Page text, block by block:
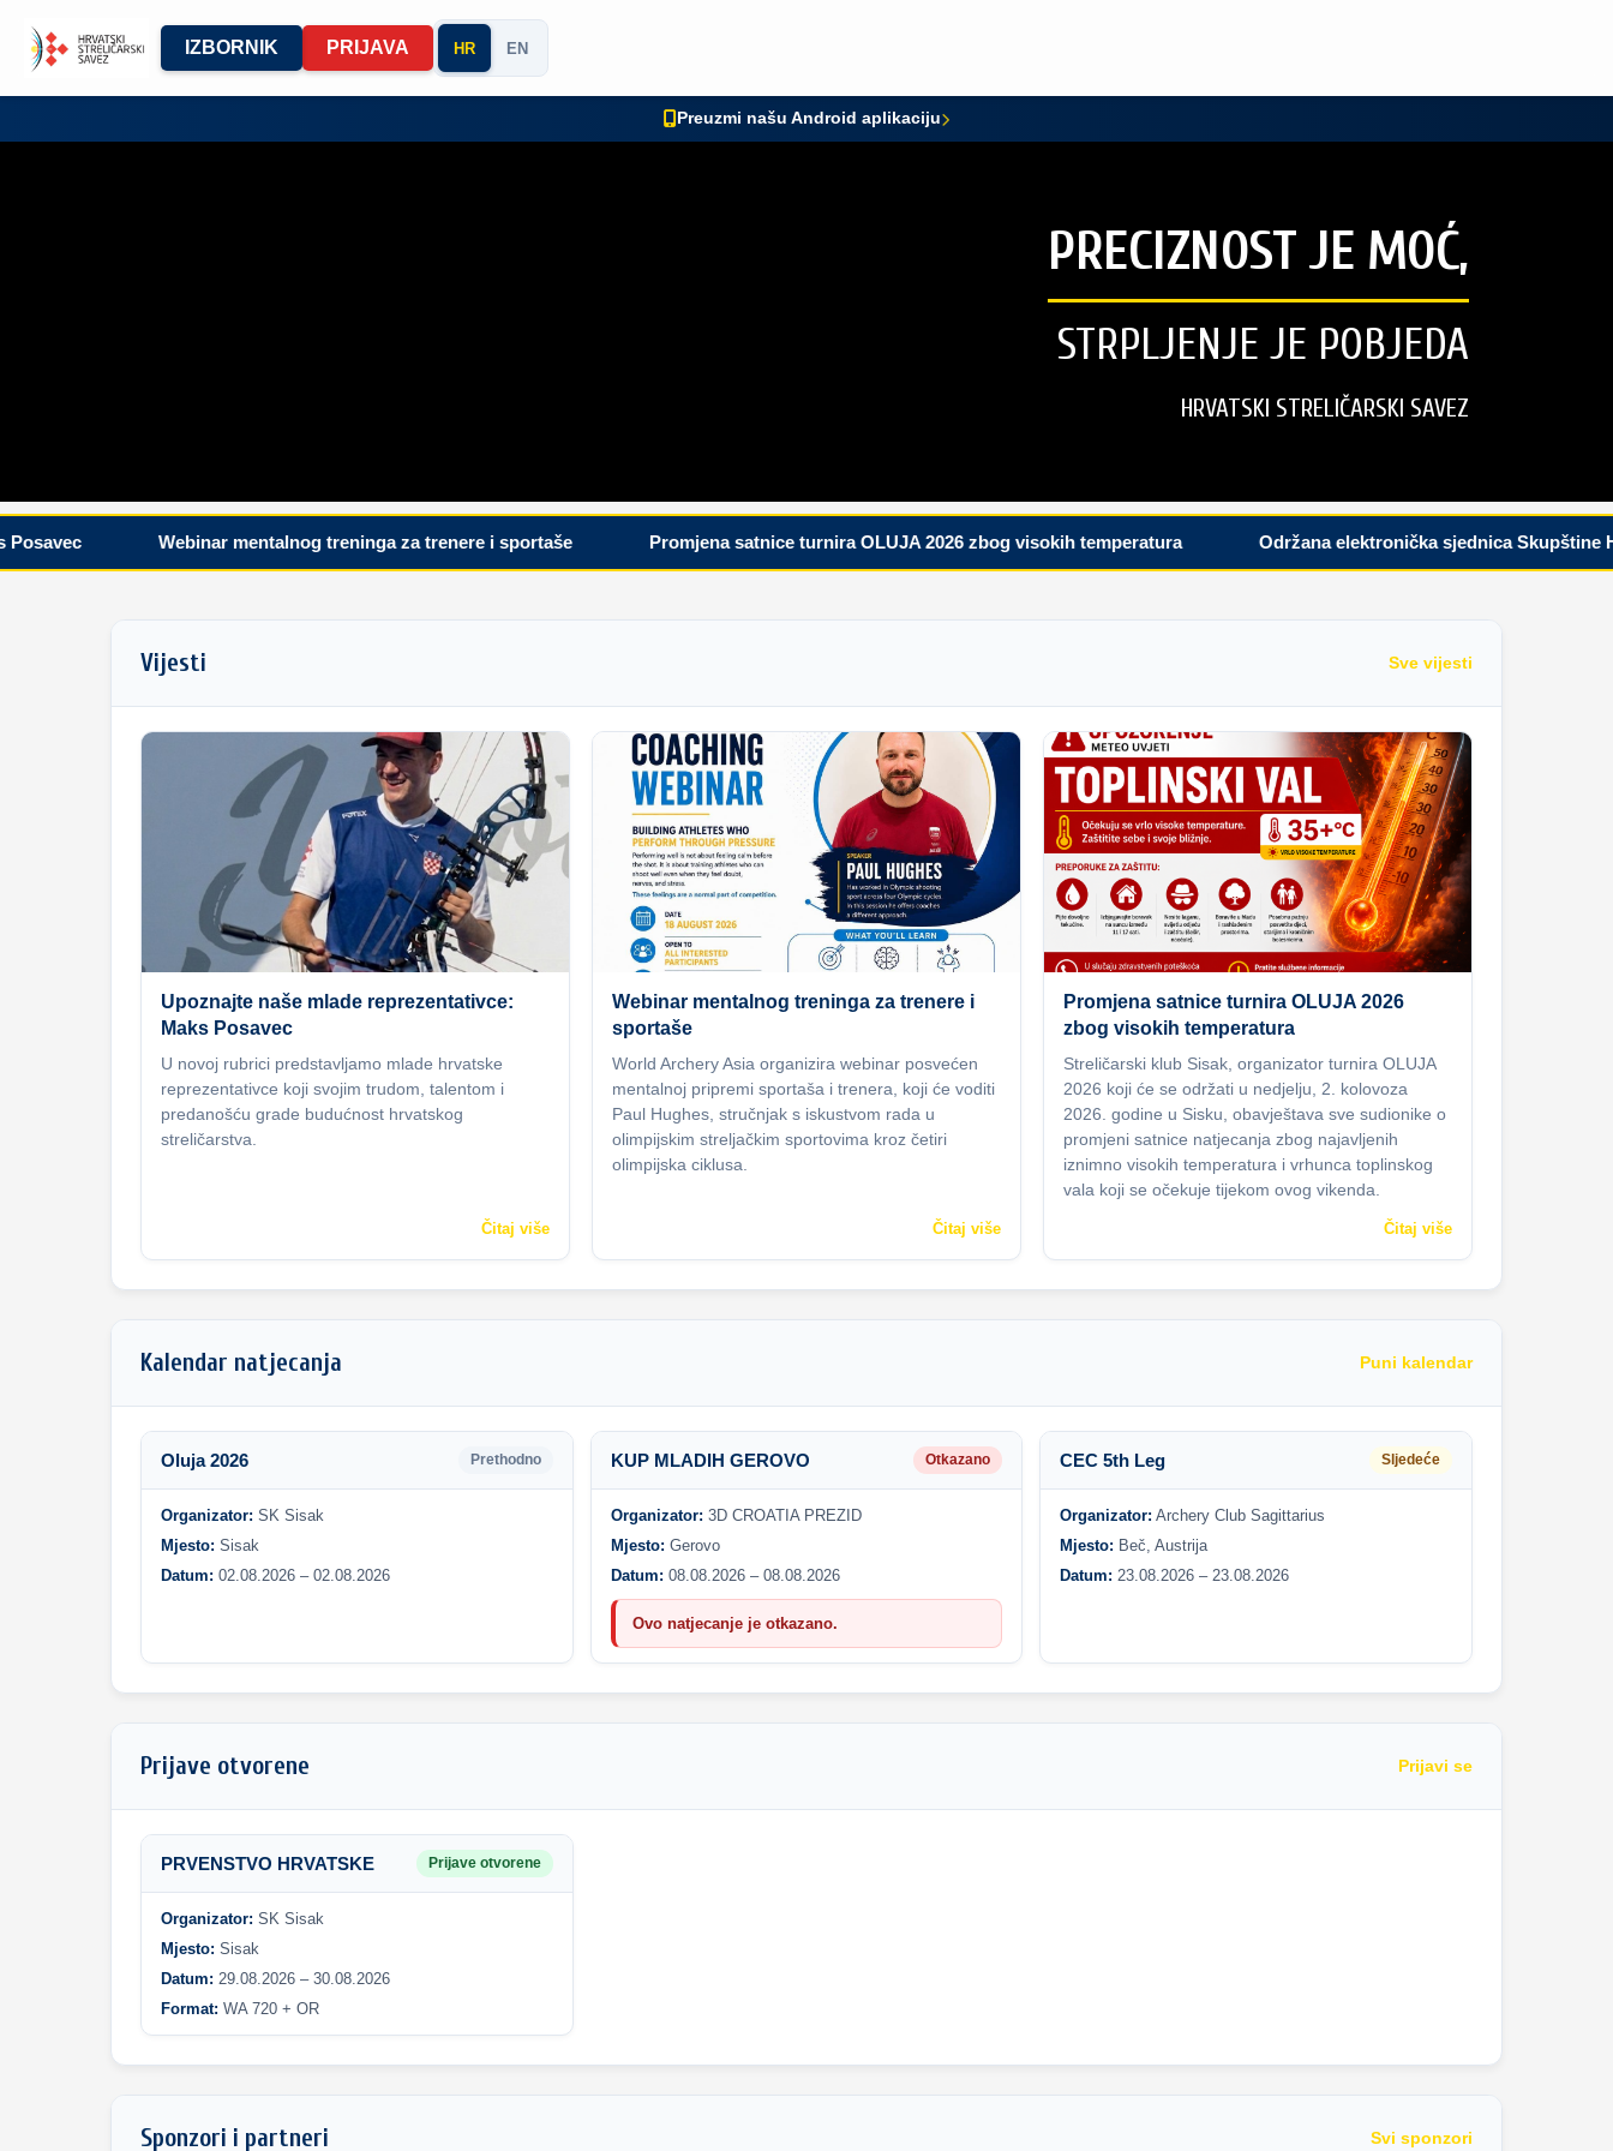
IZBORNIK PRIJAVA HR EN
Preuzmi našu Android aplikaciju
PRECIZNOST JE MOĆ,
STRPLJENJE JE POBJEDA
HRVATSKI STRELIČARSKI SAVEZ
Webinar mentalnog treninga za trenere i sportaše Promjena satnice turnira OLUJA 2026 zbog visokih temperatura Održana elektronička sjednica Skupštine
Vijesti Sve vijesti
Upoznajte naše mlade reprezentativce:
Maks Posavec
U novoj rubrici predstavljamo mlade hrvatske
reprezentativce koji svojim trudom, talentom i
predanošću grade budućnost hrvatskog
streličarstva.
Čitaj više
Webinar mentalnog treninga za trenere i
sportaše
World Archery Asia organizira webinar posvećen
mentalnoj pripremi sportaša i trenera, koji će voditi
Paul Hughes, stručnjak s iskustvom rada u
olimpijskim streljačkim sportovima kroz četiri
olimpijska ciklusa.
Čitaj više
Promjena satnice turnira OLUJA 2026
zbog visokih temperatura
Streličarski klub Sisak, organizator turnira OLUJA
2026 koji će se održati u nedjelju, 2. kolovoza
2026. godine u Sisku, obavještava sve sudionike o
promjeni satnice natjecanja zbog najavljenih
iznimno visokih temperatura i vrhunca toplinskog
vala koji se očekuje tijekom ovog vikenda.
Čitaj više
Kalendar natjecanja Puni kalendar
Oluja 2026 Prethodno
Organizator: SK Sisak
Mjesto: Sisak
Datum: 02.08.2026 – 02.08.2026
KUP MLADIH GEROVO Otkazano
Organizator: 3D CROATIA PREZID
Mjesto: Gerovo
Datum: 08.08.2026 – 08.08.2026
Ovo natjecanje je otkazano.
CEC 5th Leg Sljedeće
Organizator: Archery Club Sagittarius
Mjesto: Beč, Austrija
Datum: 23.08.2026 – 23.08.2026
Prijave otvorene Prijavi se
PRVENSTVO HRVATSKE Prijave otvorene
Organizator: SK Sisak
Mjesto: Sisak
Datum: 29.08.2026 – 30.08.2026
Format: WA 720 + OR
Sponzori i partneri Svi sponzori